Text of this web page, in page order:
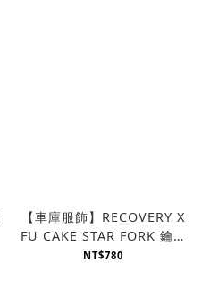
【車庫服飾】RECOVERY X
FU CAKE STAR FORK 鑰匙
圈
NT$780